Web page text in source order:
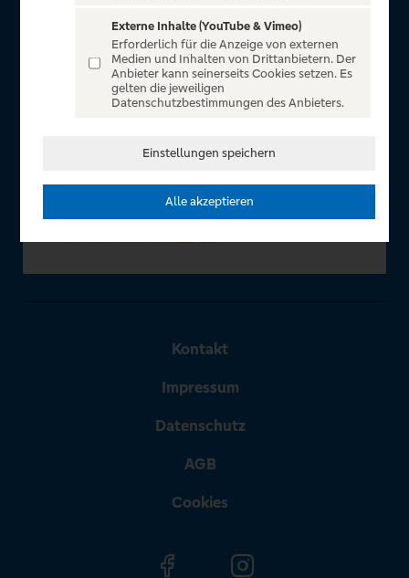
für alle Kunden der Volksbanken Raiffeisenbanken. Auf
unserem einzigartigen Portal finden Sie Tickets für
atemberaubende Konzerte, Musicals und Shows, die
Fußball-Bundesliga sowie die Champions League und die
In Zusammenarbeit mit
Kontakt
Impressum
Datenschutz
AGB
Cookies
Externe Inhalte (YouTube & Vimeo)
Erforderlich für die Anzeige von externen
Medien und Inhalten von Drittanbietern. Der
Anbieter kann seinerseits Cookies setzen. Es
gelten die jeweiligen
Datenschutzbestimmungen des Anbieters.
Einstellungen speichern
Alle akzeptieren